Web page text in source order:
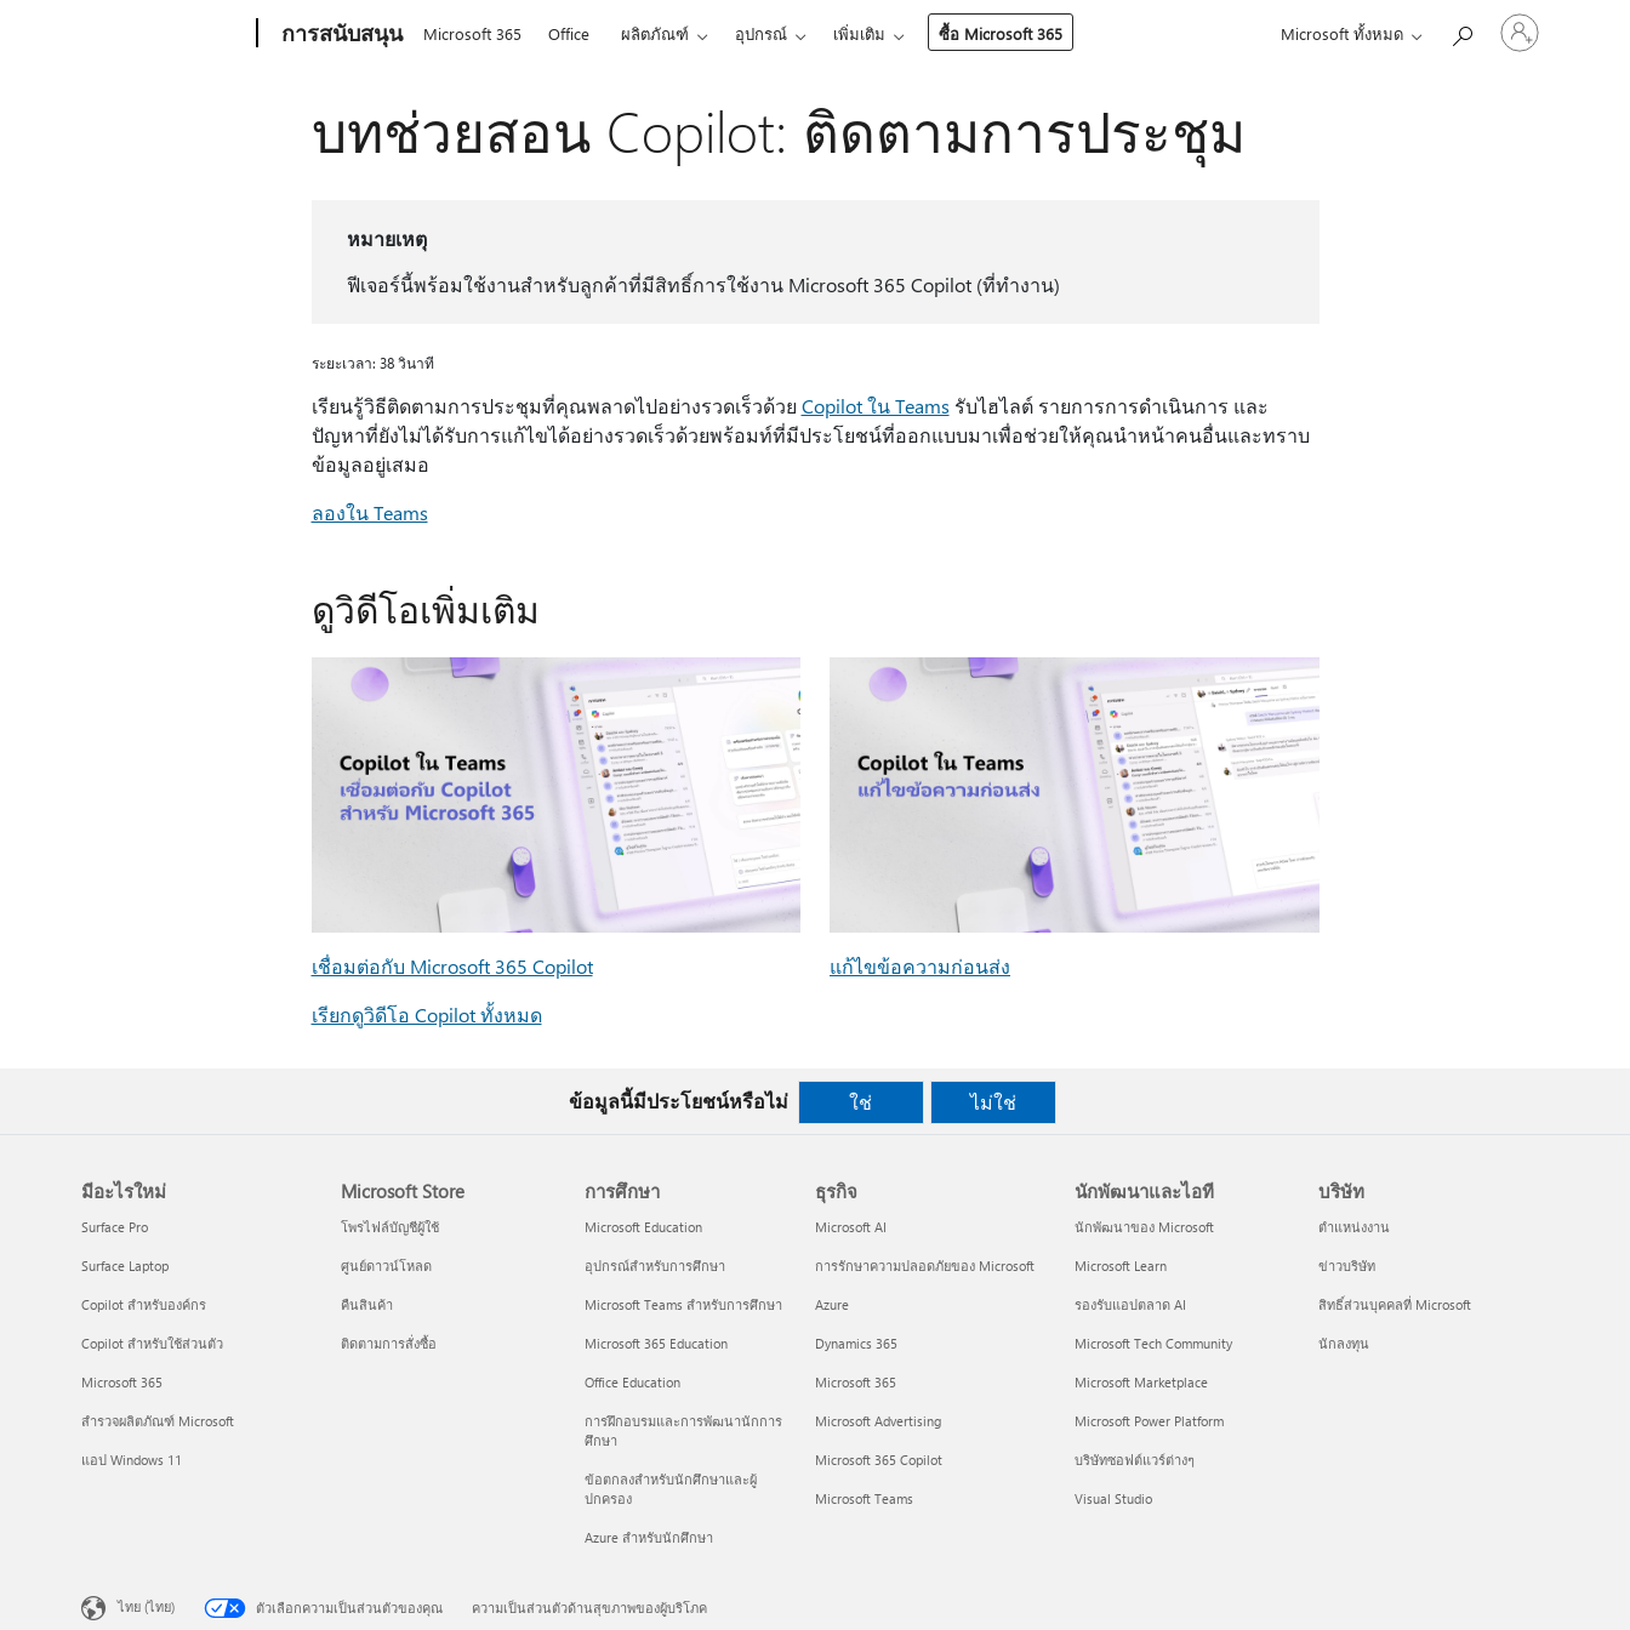
การสนับสนุน Microsoft 365 Office ผลิตภัณฑ์ อุปกรณ์ เพิ่มเติม ซื้อ Microsoft 365 Microsoft ทั้งหมด
ลงชื่อ
เข้า
บทช่วยสอน Copilot: ติดตามการประชุม
หมายเหตุ
ฟีเจอร์นี้พร้อมใช้งานสําหรับลูกค้าที่มีสิทธิ์การใช้งาน Microsoft 365 Copilot (ที่ทํางาน)
ระยะเวลา: 38 วินาที
เรียนรู้วิธีติดตามการประชุมที่คุณพลาดไปอย่างรวดเร็วด้วย Copilot ใน Teams รับไฮไลต์ รายการการดําเนินการ และ
ปัญหาที่ยังไม่ได้รับการแก้ไขได้อย่างรวดเร็วด้วยพร้อมท์ที่มีประโยชน์ที่ออกแบบมาเพื่อช่วยให้คุณนำหน้าคนอื่นและทราบ
ข้อมูลอยู่เสมอ
ลองใน Teams
ดูวิดีโอเพิ่มเติม
เชื่อมต่อกับ Microsoft 365 Copilot
แก้ไขข้อความก่อนส่ง
เรียกดูวิดีโอ Copilot ทั้งหมด
ข้อมูลนี้มีประโยชน์หรือไม่ ใช่ ไม่ใช่
มีอะไรใหม่
Surface Pro
Surface Laptop
Copilot สำหรับองค์กร
Copilot สำหรับใช้ส่วนตัว
Microsoft 365
สำรวจผลิตภัณฑ์ Microsoft
แอป Windows 11
Microsoft Store
โพรไฟล์บัญชีผู้ใช้
ศูนย์ดาวน์โหลด
คืนสินค้า
ติดตามการสั่งซื้อ
การศึกษา
Microsoft Education
อุปกรณ์สำหรับการศึกษา
Microsoft Teams สำหรับการศึกษา
Microsoft 365 Education
Office Education
การฝึกอบรมและการพัฒนานักการ
ศึกษา
ข้อตกลงสำหรับนักศึกษาและผู้
ปกครอง
Azure สำหรับนักศึกษา
ธุรกิจ
Microsoft AI
การรักษาความปลอดภัยของ Microsoft
Azure
Dynamics 365
Microsoft 365
Microsoft Advertising
Microsoft 365 Copilot
Microsoft Teams
นักพัฒนาและไอที
นักพัฒนาของ Microsoft
Microsoft Learn
รองรับแอปตลาด AI
Microsoft Tech Community
Microsoft Marketplace
Microsoft Power Platform
บริษัทซอฟต์แวร์ต่างๆ
Visual Studio
บริษัท
ตำแหน่งงาน
ข่าวบริษัท
สิทธิ์ส่วนบุคคลที่ Microsoft
นักลงทุน
ไทย (ไทย) ตัวเลือกความเป็นส่วนตัวของคุณ ความเป็นส่วนตัวด้านสุขภาพของผู้บริโภค